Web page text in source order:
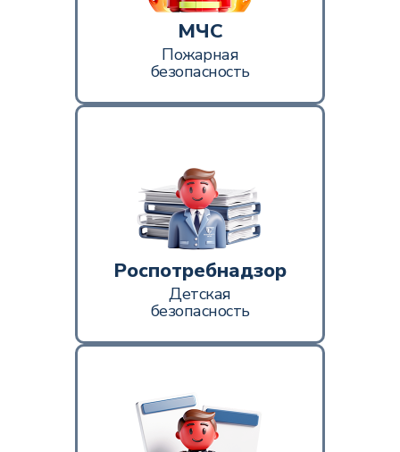
МЧС
Пожарная
безопасность
Роспотребнадзор
Детская
безопасность